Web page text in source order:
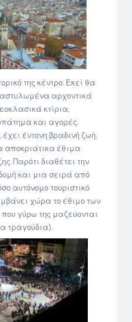
της κέντρο. Εκεί θα
αρχοντικά
κτίρια,
και αγορές.
έντονη βραδινή ζωή,
αποκριάτικα έθιμα
Παρότι διαθέτει την
και μια σειρά από
αυτόνομο τουριστικό
χώρα το έθιμο των
γύρω της μαζεύονται
τραγούδια).